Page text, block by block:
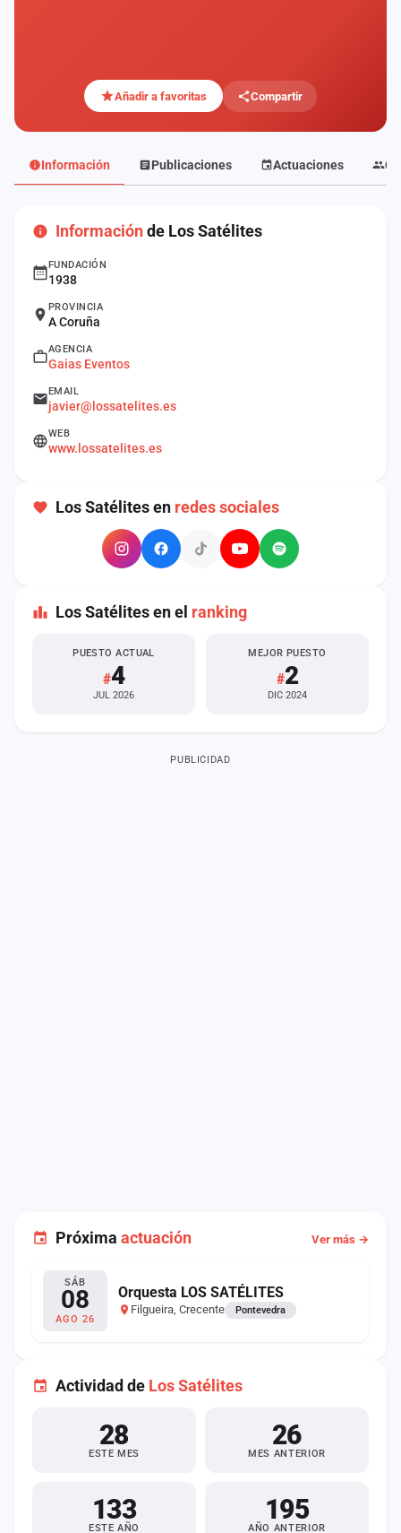
Añadir a favoritas Compartir
Información Publicaciones Actuaciones
Próxima actuación Ver más →
SÁB
08
AGO 26
Orquesta LOS SATÉLITES
Filgueira, Crecente Pontevedra
Actividad de Los Satélites
28
ESTE MES
26
MES ANTERIOR
133
ESTE AÑO
195
AÑO ANTERIOR
Informaciónde Los Satélites
FUNDACIÓN
1938
PROVINCIA
A Coruña
AGENCIA
Gaias Eventos
EMAIL
javier@lossatelites.es
WEB
www.lossatelites.es
Los Satélites en redes sociales
Los Satélites en el ranking
PUESTO ACTUAL
#4
JUL 2026
MEJOR PUESTO
#2
DIC 2024
PUBLICIDAD
Componentes
Fichajes
Agencias
Vídeos
Iniciar
sesión
Crear
cuenta
Administración